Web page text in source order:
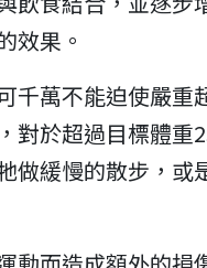
效果。
千萬不能迫使嚴重
對於超過目標體重
做緩慢的散步，或